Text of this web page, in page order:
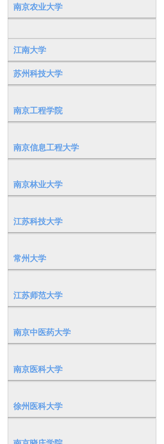
南京农业大学
江南大学
苏州科技大学
南京工程学院
南京信息工程大学
南京林业大学
江苏科技大学
常州大学
江苏师范大学
南京中医药大学
南京医科大学
徐州医科大学